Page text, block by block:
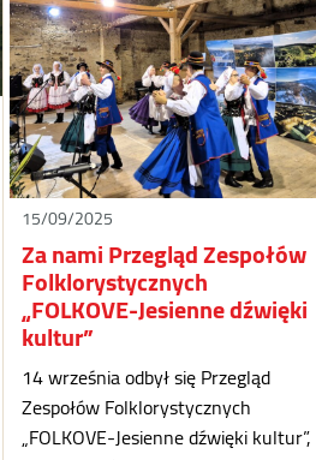
15/09/2025
Za nami Przegląd Zespołów
Folklorystycznych
„FOLKOVE-Jesienne dźwięki
kultur”
14 września odbył się Przegląd
Zespołów Folklorystycznych
„FOLKOVE-Jesienne dźwięki kultur”,